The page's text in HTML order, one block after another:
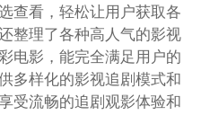
查看，轻松让用户获取各
整理了各种高人气的影视
电影，能完全满足用户的
多样化的影视追剧模式和
受流畅的追剧观影体验和